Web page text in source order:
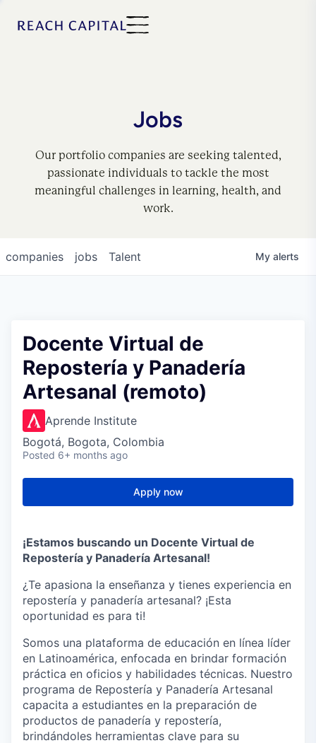
Jobs
Our portfolio companies are seeking talented,
passionate individuals to tackle the most
meaningful challenges in learning, health, and
work.
jobs
companies Talent My alerts
Docente Virtual de
Repostería y Panadería
Artesanal (remoto)
Aprende Institute
Bogotá, Bogota, Colombia
Posted 6+ months ago
Apply now
¡Estamos buscando un Docente Virtual de
Repostería y Panadería Artesanal!
¿Te apasiona la enseñanza y tienes experiencia en
repostería y panadería artesanal? ¡Esta
oportunidad es para ti!
Somos una plataforma de educación en línea líder
en Latinoamérica, enfocada en brindar formación
práctica en oficios y habilidades técnicas. Nuestro
programa de Repostería y Panadería Artesanal
capacita a estudiantes en la preparación de
productos de panadería y repostería,
brindándoles herramientas clave para su